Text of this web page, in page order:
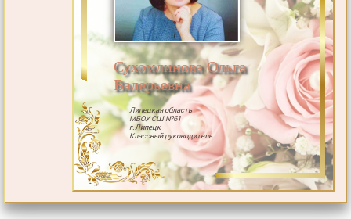
Сухомлинова Ольга
Валерьевна
Липецкая область
МБОУ СШ №61
г.Липецк
Классный руководитель